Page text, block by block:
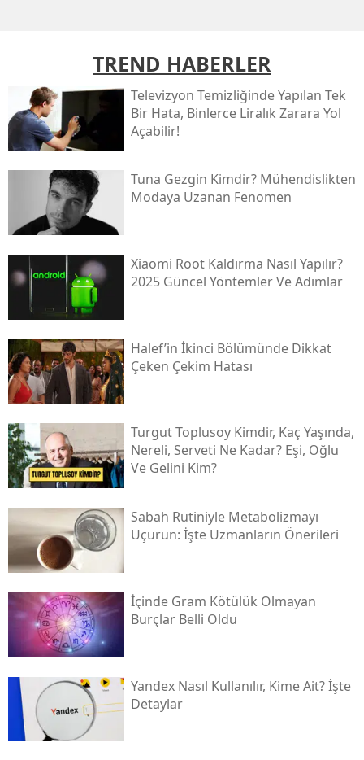
TREND HABERLER
Televizyon Temizliğinde Yapılan Tek
Bir Hata, Binlerce Liralık Zarara Yol
Açabilir!
Tuna Gezgin Kimdir? Mühendislikten
Modaya Uzanan Fenomen
Xiaomi Root Kaldırma Nasıl Yapılır?
2025 Güncel Yöntemler Ve Adımlar
Halef’in İkinci Bölümünde Dikkat
Çeken Çekim Hatası
Turgut Toplusoy Kimdir, Kaç Yaşında,
Nereli, Serveti Ne Kadar? Eşi, Oğlu
Ve Gelini Kim?
Sabah Rutiniyle Metabolizmayı
Uçurun: İşte Uzmanların Önerileri
İçinde Gram Kötülük Olmayan
Burçlar Belli Oldu
Yandex Nasıl Kullanılır, Kime Ait? İşte
Detaylar